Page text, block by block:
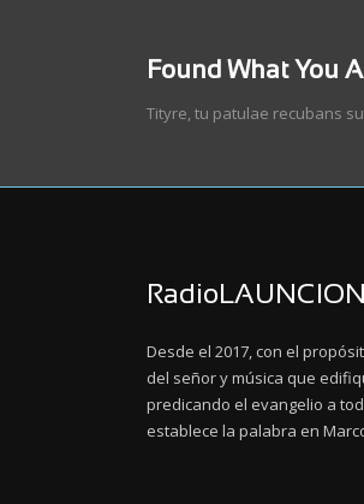
Found What You
Tityre, tu patulae recubans
Desde el 2017, con el
del señor y música que
predicando el evangelio a
establece la palabra en